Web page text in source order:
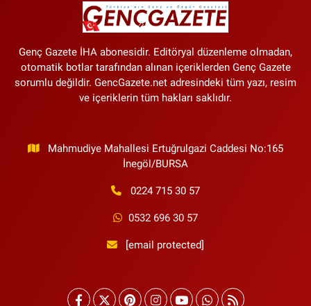
Genç Gazete İHA abonesidir. Editöryal düzenleme olmadan,
otomatik botlar tarafından alınan içeriklerden Genç Gazete
sorumlu değildir. GencGazete.net adresindeki tüm yazı, resim
ve içeriklerin tüm hakları saklıdır.
Mahmudiye Mahallesi Ertuğrulgazi Caddesi No:165
İnegöl/BURSA
0224 715 30 57
0532 696 30 57
[email protected]